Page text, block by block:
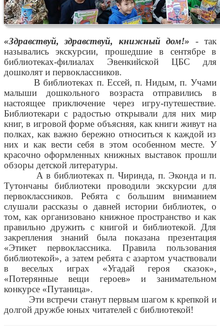
«Здравствуй, здравствуй, книжный дом!» - так
назывались экскурсии, прошедшие в сентябре в
библиотеках-филиалах Эвенкийской ЦБС для
дошколят и первоклассников.
В библиотеках п. Ессей, п. Нидым, п. Учами
малыши дошкольного возраста отправились в
настоящее приключение через игру-путешествие.
Библиотекари с радостью открывали для них мир
книг, в игровой форме объясняя, как книги живут на
полках, как важно бережно относиться к каждой из
них и как вести себя в этом особенном месте. У
красочно оформленных книжных выставок прошли
обзоры детской литературы.
А в библиотеках п. Чиринда, п. Эконда и п.
Тутончаны библиотеки проводили экскурсии для
первоклассников. Ребята с большим вниманием
слушали рассказы о давней истории библиотек, о
том, как организовано книжное пространство и как
правильно дружить с книгой и библиотекой. Для
закрепления знаний была показана презентация
«Этикет первоклассника. Правила пользования
библиотекой», а затем ребята с азартом участвовали
в веселых играх «Угадай героя сказок»,
«Потерянные вещи героев» и занимательном
конкурсе «Путаница».
Эти встречи станут первым шагом к крепкой и
долгой дружбе юных читателей с библиотекой!